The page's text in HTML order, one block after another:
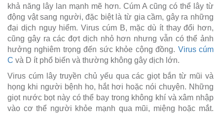
khả năng lây lan mạnh mẽ hơn. Cúm A cũng có thể lây từ
động vật sang người, đặc biệt là từ gia cầm, gây ra những
đại dịch nguy hiểm. Virus cúm B, mặc dù ít thay đổi hơn,
cũng gây ra các đợt dịch nhỏ hơn nhưng vẫn có thể ảnh
hưởng nghiêm trọng đến sức khỏe cộng đồng. Virus cúm
C và D ít phổ biến và thường không gây dịch lớn.
Virus cúm lây truyền chủ yếu qua các giọt bắn từ mũi và
họng khi người bệnh ho, hắt hơi hoặc nói chuyện. Những
giọt nước bọt này có thể bay trong không khí và xâm nhập
vào cơ thể người khỏe mạnh qua mũi, miệng hoặc mắt.